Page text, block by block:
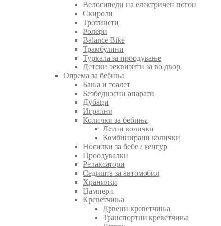
Велосипеди на електричен погон
Скироли
Тротинети
Ролери
Balance Bike
Трамбулини
Туркала за проодување
Детски реквизити за во двор
Опрема за бебиња
Бања и тоалет
Безбедносни апарати
Дубаци
Игрални
Колички за бебиња
Летни колички
Комбинирани колички
Носилки за бебе / кенгур
Проодувалки
Релаксатори
Седишта за автомобил
Хранилки
Џампери
Креветчиња
Дрвени креветчиња
Транспортни креветчиња